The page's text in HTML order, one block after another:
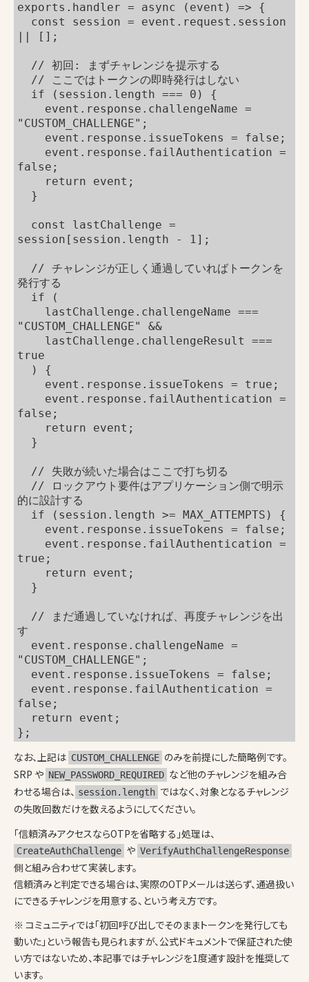
exports.handler = async (event) => {
|| [];
  // 初回: まずチャレンジを提示する
  // ここではトークンの即時発行はしない
  if (session.length === 0) {
"CUSTOM_CHALLENGE";
    event.response.issueTokens = false;
false;
    return event;
  }
session[session.length - 1];
発行する
  if (
"CUSTOM_CHALLENGE" &&
true
  ) {
    event.response.issueTokens = true;
false;
    return event;
  }
  // 失敗が続いた場合はここで打ち切る
的に設計する
  if (session.length >= MAX_ATTEMPTS) {
    event.response.issueTokens = false;
true;
    return event;
  }
す
"CUSTOM_CHALLENGE";
  event.response.issueTokens = false;
false;
  return event;
};
なお、上記は CUSTOM_CHALLENGE のみを前提にした簡略例です。
SRP や NEW_PASSWORD_REQUIRED など他のチャレンジを組み合
わせる場合は、 session.length ではなく、対象となるチャレンジ
の失敗回数だけを数えるようにしてください。
「信頼済みアクセスならOTPを省略する」処理は、
CreateAuthChallenge や VerifyAuthChallengeResponse
側と組み合わせて実装します。
信頼済みと判定できる場合は、実際のOTPメールは送らず、通過扱い
にできるチャレンジを用意する、という考え方です。
※ コミュニティでは「初回呼び出しでそのままトークンを発行しても
動いた」という報告も見られますが、公式ドキュメントで保証された使
い方ではないため、本記事ではチャレンジを1度通す設計を推奨して
います。